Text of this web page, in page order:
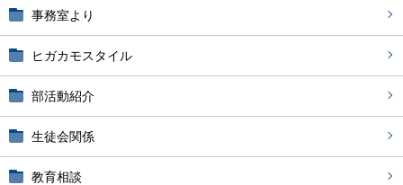
事務室より
ヒガカモスタイル
部活動紹介
生徒会関係
教育相談